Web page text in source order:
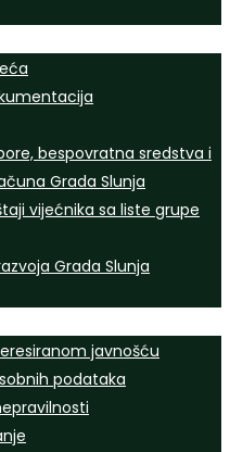
bespovratna sredstva i
Grada Slunja
vijećnika sa liste grupe
Grada Slunja
javnošću
podataka